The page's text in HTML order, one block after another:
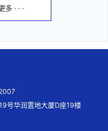
多 · · ·
号华润置地大厦D座19楼